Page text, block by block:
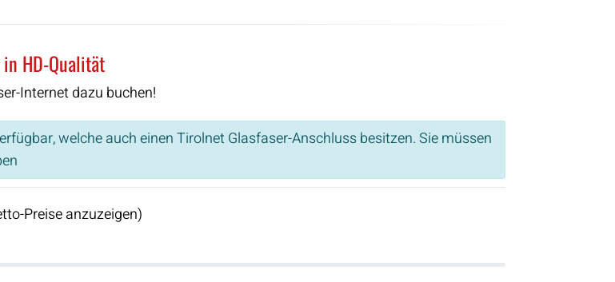
in HD-Qualität
Internet dazu buchen!
welche auch einen Tirolnet Glasfaser-Anschluss besitzen. Sie müssen
Preise anzuzeigen)